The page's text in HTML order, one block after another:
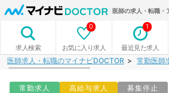
医師の求人・転職・
求人検索 お気に入り求人
0
最近見た求人
1
医師求人・転職のマイナビDOCTOR 常勤医師
常勤求人 高給与求人 募集停止